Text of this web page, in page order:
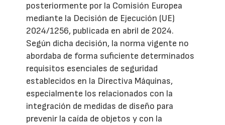
posteriormente por la Comisión Europea
mediante la Decisión de Ejecución (UE)
2024/1256, publicada en abril de 2024.
Según dicha decisión, la norma vigente no
abordaba de forma suficiente determinados
requisitos esenciales de seguridad
establecidos en la Directiva Máquinas,
especialmente los relacionados con la
integración de medidas de diseño para
prevenir la caída de objetos y con la